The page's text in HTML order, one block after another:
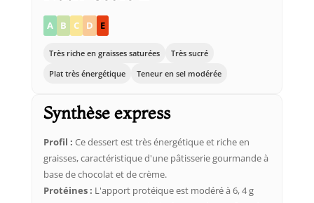
A B C D E
Très riche en graisses saturées
Très sucré
Plat très énergétique
Teneur en sel modérée
Synthèse express
Profil : Ce dessert est très énergétique et riche en
graisses, caractéristique d'une pâtisserie gourmande à
base de chocolat et de crème.
Protéines : L'apport protéique est modéré à 6, 4 g